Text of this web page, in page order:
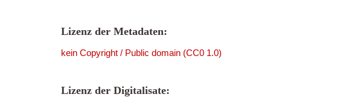
Lizenz der Metadaten:
kein Copyright / Public domain (CC0 1.0)
Lizenz der Digitalisate: